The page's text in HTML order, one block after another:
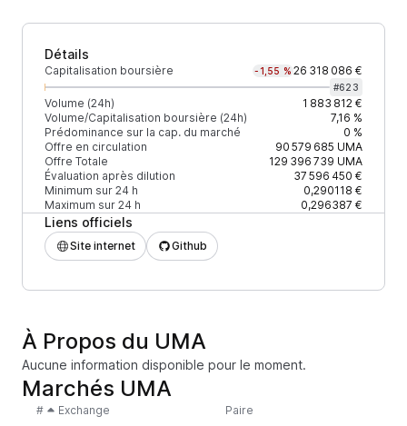
Détails
Capitalisation boursière -1,55 % 26 318 086 €
#623
Volume (24h)
1 883 812 €
Volume/Capitalisation boursière (24h)
7,16 %
Prédominance sur la cap. du marché
0 %
Offre en circulation
90 579 685 UMA
Offre Totale
129 396 739 UMA
Évaluation après dilution
37 596 450 €
Minimum sur 24 h
0,290118 €
Maximum sur 24 h
0,296387 €
Liens officiels
Site internet Github
À Propos du UMA
Aucune information disponible pour le moment.
Marchés UMA
# Exchange Paire